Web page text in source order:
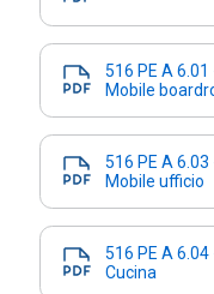
516 PE A
Mobile
516 PE A
Mobile ufficio
516 PE A
Cucina